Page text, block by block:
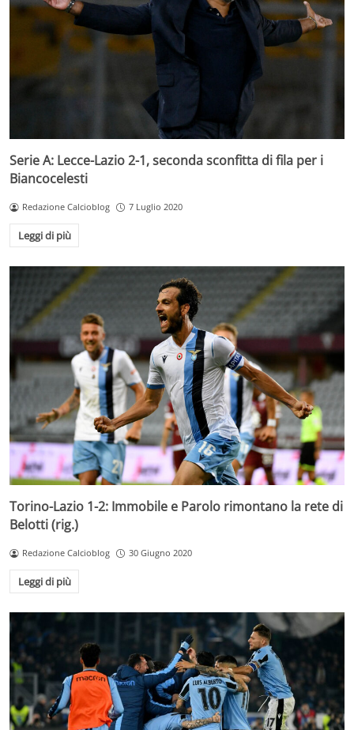
Serie A: Lecce-Lazio 2-1, seconda sconfitta di fila per i
Biancocelesti
Redazione Calcioblog 7 Luglio 2020
Leggi di più
Torino-Lazio 1-2: Immobile e Parolo rimontano la rete di
Belotti (rig.)
Redazione Calcioblog 30 Giugno 2020
Leggi di più